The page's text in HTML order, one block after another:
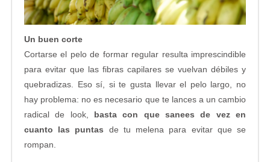
Un buen corte
Cortarse el pelo de formar regular resulta imprescindible
para evitar que las fibras capilares se vuelvan débiles y
quebradizas. Eso sí, si te gusta llevar el pelo largo, no
hay problema: no es necesario que te lances a un cambio
radical de look, basta con que sanees de vez en
cuanto las puntas de tu melena para evitar que se
rompan.